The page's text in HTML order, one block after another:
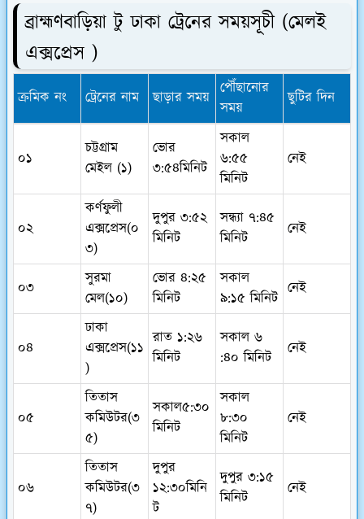
ব্রাহ্মণবাড়িয়া টু ঢাকা ট্রেনের সময়সূচী (মেলই
এক্সপ্রেস )
ক্রমিক নং ট্রেনের নাম ছাড়ার সময় পৌঁছানোর
সময়
ছুটির দিন
০১
চট্টগ্রাম
মেইল (১)
ভোর
৩:৫৪মিনিট
সকাল
৬:৫৫
মিনিট
নেই
০২
কর্ণফুলী
এক্সপ্রেস(০
৩)
দুপুর ৩:৫২
মিনিট
সন্ধ্যা ৭:৪৫
মিনিট
নেই
০৩
সুরমা
মেল(১০)
ভোর ৪:২৫
মিনিট
সকাল
৯:১৫ মিনিট
নেই
০৪
ঢাকা
এক্সপ্রেস(১১
)
রাত ১:২৬
মিনিট
সকাল ৬
:৪০ মিনিট
নেই
০৫
তিতাস
কমিউটর(৩
৫)
সকাল৫:৩০
মিনিট
সকাল
৮:৩০
মিনিট
নেই
০৬
তিতাস
কমিউটর(৩
৭)
দুপুর
১২:৩০মিনি
ট
দুপুর ৩:১৫
মিনিট
নেই